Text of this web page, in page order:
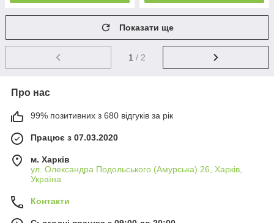
Показати ще
1 / 2
Про нас
99% позитивних з 680 відгуків за рік
Працює з 07.03.2020
м. Харків
ул. Олександра Подольського (Амурська) 26, Харків,
Україна
Контакти